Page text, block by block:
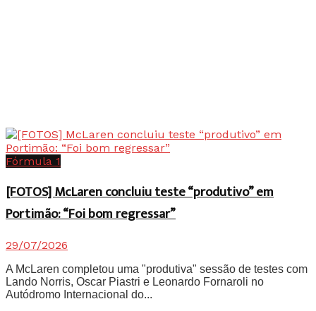
Fórmula 1
[FOTOS] McLaren concluiu teste “produtivo” em
Portimão: “Foi bom regressar”
29/07/2026
A McLaren completou uma "produtiva" sessão de testes com
Lando Norris, Oscar Piastri e Leonardo Fornaroli no
Autódromo Internacional do...